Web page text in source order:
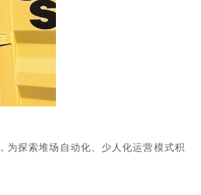
， 为探索堆场自动化、少人化运营模式积